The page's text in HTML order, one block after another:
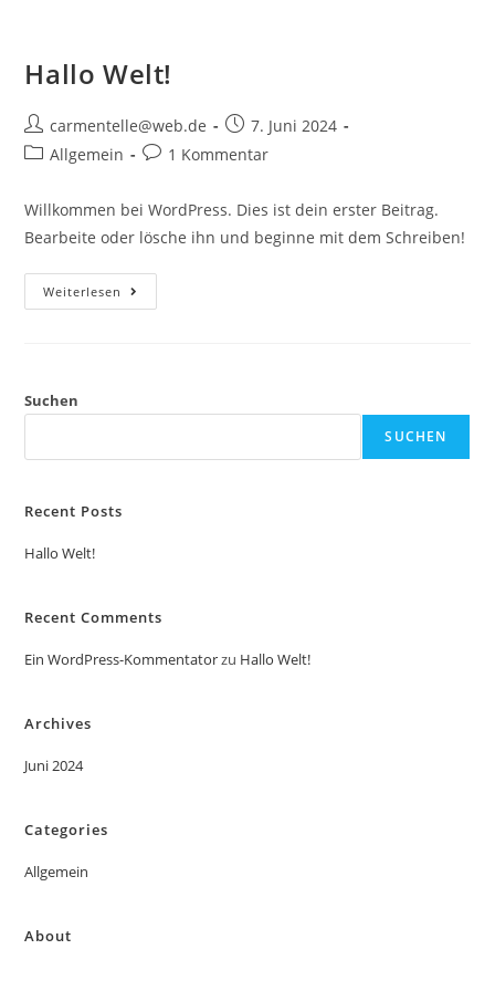
Hallo Welt!
carmentelle@web.de
7. Juni 2024
Allgemein
1 Kommentar
Willkommen bei WordPress. Dies ist dein erster Beitrag.
Bearbeite oder lösche ihn und beginne mit dem Schreiben!
Weiterlesen
Suchen
SUCHEN
Recent Posts
Hallo Welt!
Recent Comments
Ein WordPress-Kommentatorzu Hallo Welt!
Archives
Juni 2024
Categories
Allgemein
About